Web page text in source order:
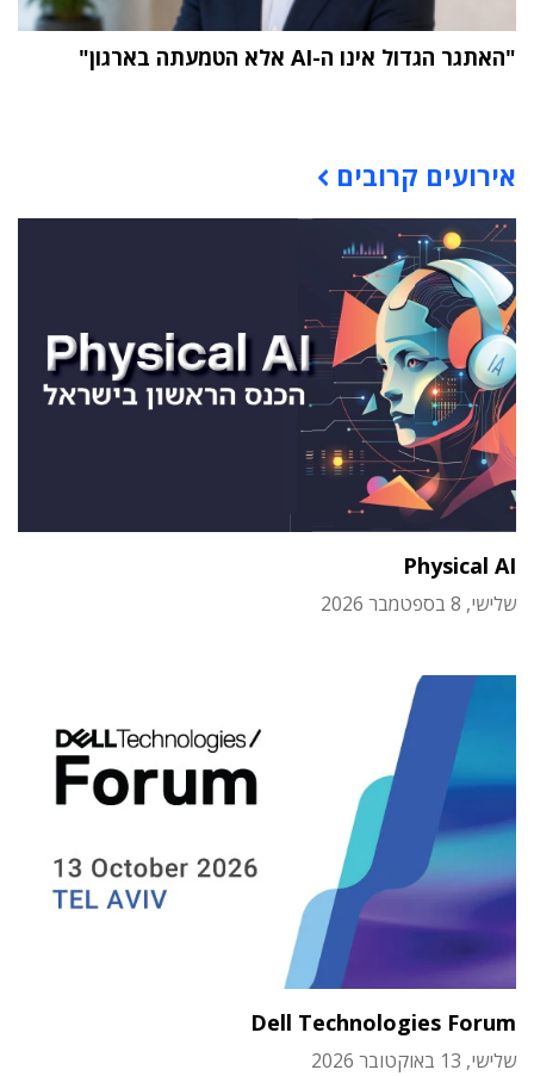
"האתגר הגדול אינו ה-AI אלא הטמעתה בארגון"
אירועים קרובים
Physical AI
שלישי, 8 בספטמבר 2026
Dell Technologies Forum
שלישי, 13 באוקטובר 2026